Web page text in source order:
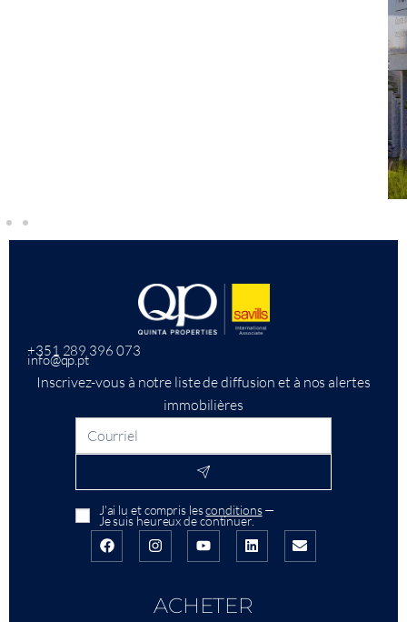
+351 289 396 073
info@qp.pt
Inscrivez-vous à notre liste de diffusion et à nos alertes
immobilières
J'ai lu et compris lesconditions—
Je suis heureux de continuer.
ACHETER